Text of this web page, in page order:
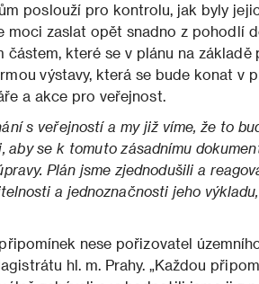
poslouží pro kontrolu, jak byly
moci zaslat opět snadno z pohodlí
částem, které se v plánu na základě
výstavy, která se bude konat v
a akce pro veřejnost.
s veřejností a my již víme, že to
se k tomuto zásadnímu
Plán jsme zjednodušili a
a jednoznačnosti jeho
nese pořizovatel
hl. m. Prahy. „Každou